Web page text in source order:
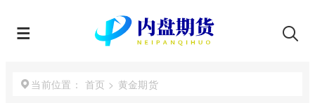
当前位置： 首页 > 黄金期货